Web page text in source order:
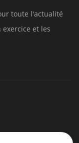
toute l'actualité
et les